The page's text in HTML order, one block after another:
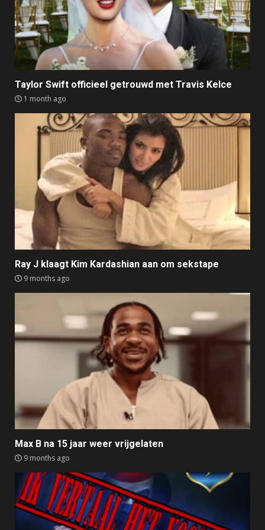
Taylor Swift officieel getrouwd met Travis Kelce
1 month ago
Ray J klaagt Kim Kardashian aan om sekstape
9 months ago
Max B na 15 jaar weer vrijgelaten
9 months ago